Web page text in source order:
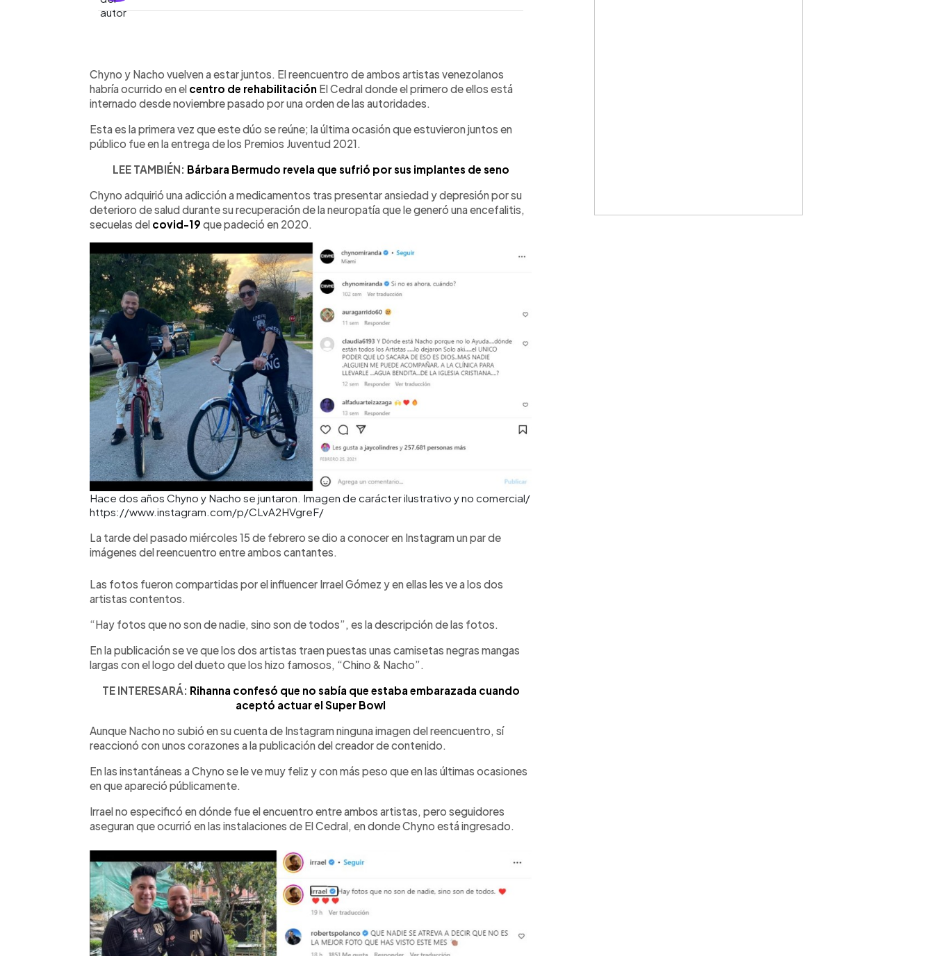
► Escuchar artículo
Chyno y Nacho vuelven a estar juntos. El reencuentro de ambos artistas venezolanos
habría ocurrido en el centro de rehabilitación El Cedral donde el primero de ellos está
internado desde noviembre pasado por una orden de las autoridades.
Esta es la primera vez que este dúo se reúne; la última ocasión que estuvieron juntos en
público fue en la entrega de los Premios Juventud 2021.
LEE TAMBIÉN: Bárbara Bermudo revela que sufrió por sus implantes de seno
Chyno adquirió una adicción a medicamentos tras presentar ansiedad y depresión por su
deterioro de salud durante su recuperación de la neuropatía que le generó una encefalitis,
secuelas del covid-19 que padeció en 2020.
Hace dos años Chyno y Nacho se juntaron. Imagen de carácter ilustrativo y no comercial/
https://www.instagram.com/p/CLvA2HVgreF/
La tarde del pasado miércoles 15 de febrero se dio a conocer en Instagram un par de
imágenes del reencuentro entre ambos cantantes.
Las fotos fueron compartidas por el influencer Irrael Gómez y en ellas les ve a los dos
artistas contentos.
“Hay fotos que no son de nadie, sino son de todos”, es la descripción de las fotos.
En la publicación se ve que los dos artistas traen puestas unas camisetas negras mangas
largas con el logo del dueto que los hizo famosos, “Chino & Nacho”.
TE INTERESARÁ: Rihanna confesó que no sabía que estaba embarazada cuando
aceptó actuar el Super Bowl
Aunque Nacho no subió en su cuenta de Instagram ninguna imagen del reencuentro, sí
reaccionó con unos corazones a la publicación del creador de contenido.
En las instantáneas a Chyno se le ve muy feliz y con más peso que en las últimas ocasiones
en que apareció públicamente.
Irrael no especificó en dónde fue el encuentro entre ambos artistas, pero seguidores
aseguran que ocurrió en las instalaciones de El Cedral, en donde Chyno está ingresado.